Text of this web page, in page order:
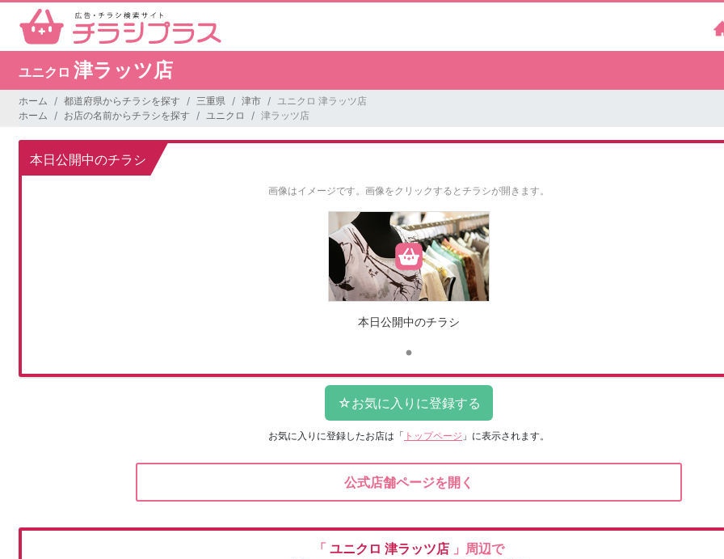
ユニクロ 津ラッツ店
ホーム 都道府県からチラシを探す 三重県 津市
ユニクロ 津ラッツ店
ホーム
お店の名前からチラシを探す ユニクロ 津ラッツ店
本日公開中のチラシ
画像はイメージです。 画像をクリックするとチラシが開きます。
本日公開中のチラシ
お気に入りに登録したお店は 「 トップページ 」に表示されます。
公式店舗ページを開く
「 ユニクロ 津ラッツ店 」周辺で